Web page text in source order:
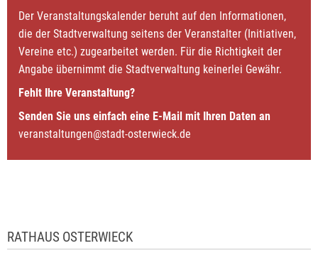
Der Veranstaltungskalender beruht auf den Informationen,
die der Stadtverwaltung seitens der Veranstalter (Initiativen,
Vereine etc.) zugearbeitet werden. Für die Richtigkeit der
Angabe übernimmt die Stadtverwaltung keinerlei Gewähr.
Fehlt Ihre Veranstaltung?
Senden Sie uns einfach eine E-Mail mit Ihren Daten an
veranstaltungen@stadt-osterwieck.de
RATHAUS OSTERWIECK